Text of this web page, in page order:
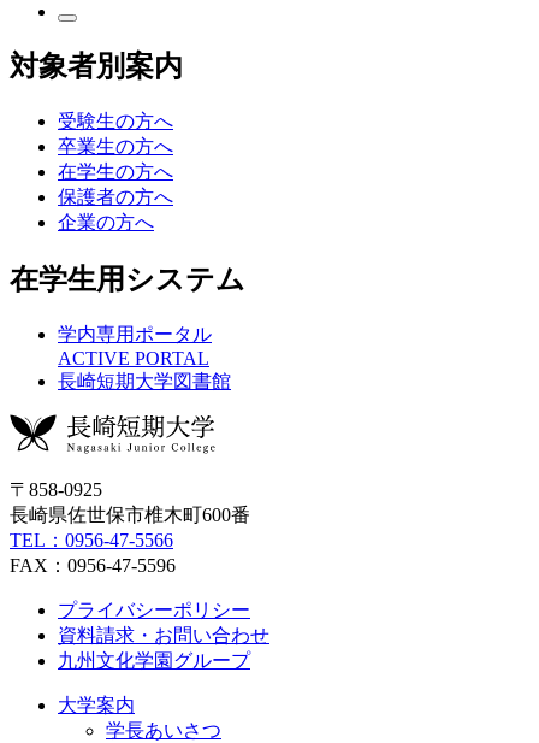
対象者別案内
受験生の方へ
卒業生の方へ
在学生の方へ
保護者の方へ
企業の方へ
在学生用システム
学内専用ポータル
ACTIVE PORTAL
長崎短期大学図書館
〒858-0925
長崎県佐世保市椎木町600番
TEL：0956-47-5566
FAX：0956-47-5596
プライバシーポリシー
資料請求・お問い合わせ
九州文化学園グループ
大学案内
学長あいさつ